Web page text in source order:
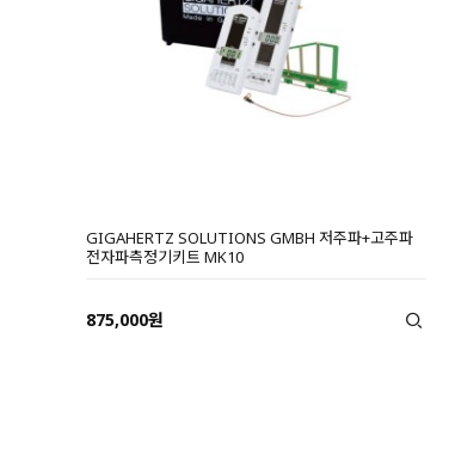
GIGAHERTZ SOLUTIONS GMBH 저주파+고주파
전자파측정기키트 MK10
875,000원